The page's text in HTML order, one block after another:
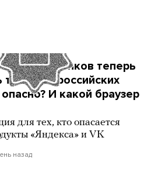
других банков теперь
в российских
И какой браузер
для тех, кто опасается
«Яндекса» и VK
назад